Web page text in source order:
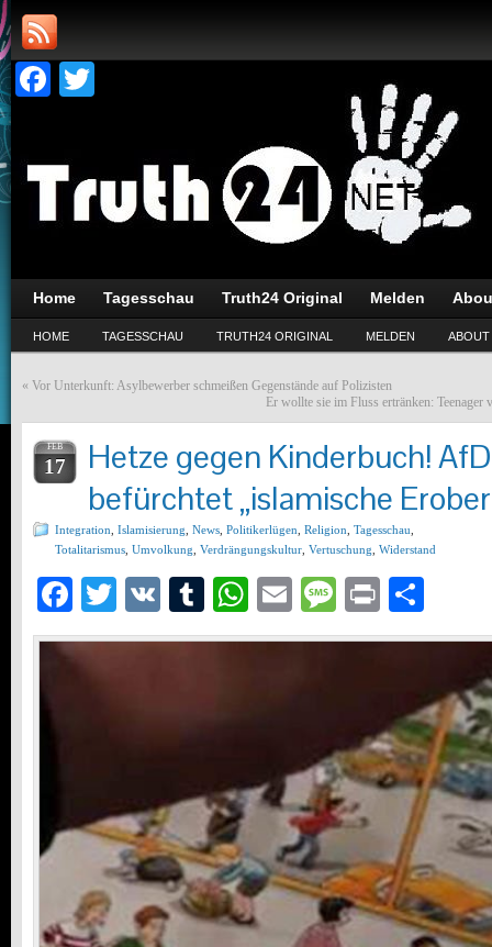
Facebook
Home Tagesschau Truth24 Original Melden
HOME TAGESSCHAU TRUTH24 ORIGINAL MELDEN ABOUT
« Vor Unterkunft: Asylbewerber schmeißen Gegenstände auf Polizisten
Er wollte sie im Fluss ertränken:
FEB
17
Hetze gegen Kinderbuch!
befürchtet „islamische
Integration Islamisierung News Politikerlügen Religion Tagesschau
Totalitarismus Umvolkung Verdrängungskultur Vertuschung Widerstand
Facebook
Twitter
VK Tumblr
WhatsApp
EmailMessage
Print